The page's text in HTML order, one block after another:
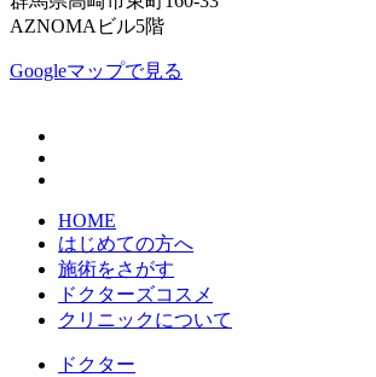
AZNOMAビル5階
Googleマップで見る
HOME
はじめての方へ
施術をさがす
ドクターズコスメ
クリニックについて
ドクター